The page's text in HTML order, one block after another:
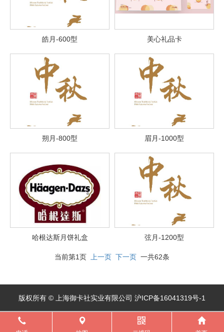
皓月-600型 美心礼品卡
朔月-800型 眉月-1000型
哈根达斯月饼礼盒 弦月-1200型
当前第1页 上一页 下一页 一共62条
版权所有 © 上海御卡社实业有限公司 沪ICP备16041319号-1